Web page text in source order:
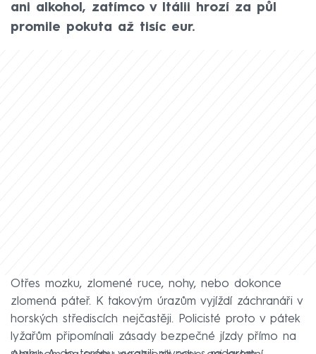
ani alkohol, zatímco v Itálii hrozí za půl
promile pokuta až tisíc eur.
Otřes mozku, zlomené ruce, nohy, nebo dokonce
zlomená páteř. K takovým úrazům vyjíždí záchranáři v
horských střediscích nejčastěji. Policisté proto v pátek
lyžařům připomínali zásady bezpečné jízdy přímo na